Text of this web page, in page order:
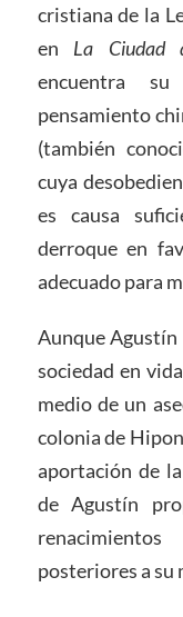
cristiana de la
en La Ciudad
encuentra
pensamiento
(también
cuya
es causa
derroque en
adecuado para
Aunque Agustín
sociedad en
medio de un
colonia de
aportación de
de Agustín
posteriores a su